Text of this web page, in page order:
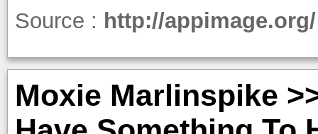
Source : http://appimage.org/
Moxie Marlinspike